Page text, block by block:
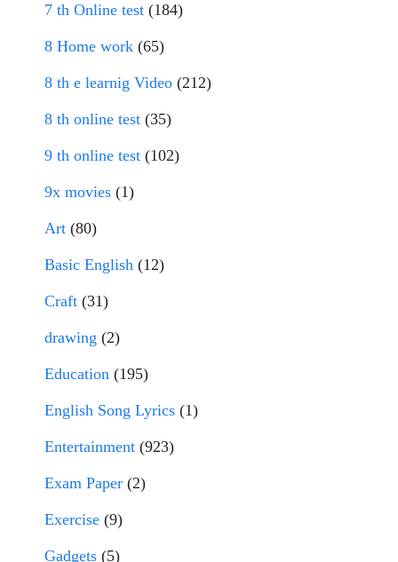
7 th Online test (184)
8 Home work (65)
8 th e learnig Video (212)
8 th online test (35)
9 th online test (102)
9x movies (1)
Art (80)
Basic English (12)
Craft (31)
drawing (2)
Education (195)
English Song Lyrics (1)
Entertainment (923)
Exam Paper (2)
Exercise (9)
Gadgets (5)